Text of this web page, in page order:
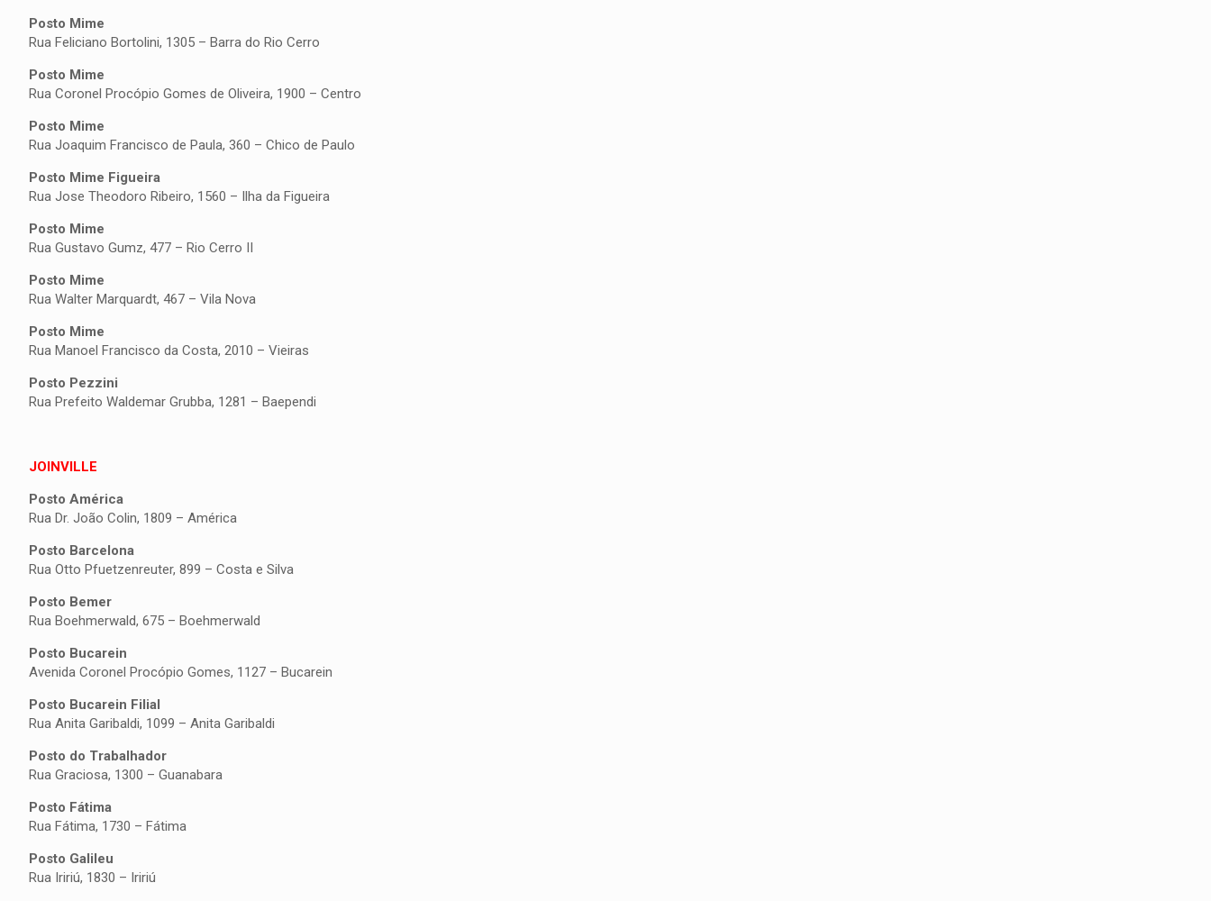
Posto Mime
Rua Feliciano Bortolini, 1305 – Barra do Rio Cerro
Posto Mime
Rua Coronel Procópio Gomes de Oliveira, 1900 – Centro
Posto Mime
Rua Joaquim Francisco de Paula, 360 – Chico de Paulo
Posto Mime Figueira
Rua Jose Theodoro Ribeiro, 1560 – Ilha da Figueira
Posto Mime
Rua Gustavo Gumz, 477 – Rio Cerro II
Posto Mime
Rua Walter Marquardt, 467 – Vila Nova
Posto Mime
Rua Manoel Francisco da Costa, 2010 – Vieiras
Posto Pezzini
Rua Prefeito Waldemar Grubba, 1281 – Baependi
JOINVILLE
Posto América
Rua Dr. João Colin, 1809 – América
Posto Barcelona
Rua Otto Pfuetzenreuter, 899 – Costa e Silva
Posto Bemer
Rua Boehmerwald, 675 – Boehmerwald
Posto Bucarein
Avenida Coronel Procópio Gomes, 1127 – Bucarein
Posto Bucarein Filial
Rua Anita Garibaldi, 1099 – Anita Garibaldi
Posto do Trabalhador
Rua Graciosa, 1300 – Guanabara
Posto Fátima
Rua Fátima, 1730 – Fátima
Posto Galileu
Rua Iririú, 1830 – Iririú